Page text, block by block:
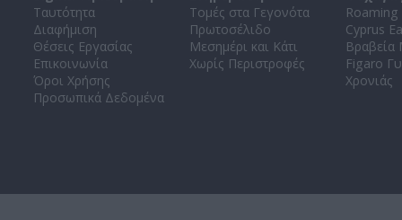
Ταυτότητα
Διαφήμιση
Θέσεις Εργασίας
Επικοινωνία
Όροι Χρήσης
Προσωπικά Δεδομένα
Τομές στα Γεγονότα
Πρωτοσέλιδο
Μεσημέρι και Κάτι
Χωρίς Περιστροφές
Roaming
Cyprus
Βραβεία
Figaro
Χρονιάς